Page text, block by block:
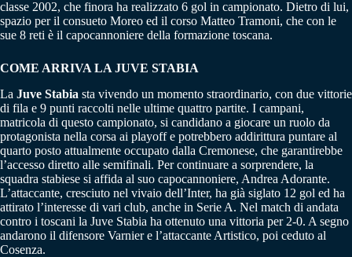
classe 2002, che finora ha realizzato 6 gol in campionato. Dietro di lui,
spazio per il consueto Moreo ed il corso Matteo Tramoni, che con le
sue 8 reti è il capocannoniere della formazione toscana.
COME ARRIVA LA JUVE STABIA
La Juve Stabia sta vivendo un momento straordinario, con due vittorie
di fila e 9 punti raccolti nelle ultime quattro partite. I campani,
matricola di questo campionato, si candidano a giocare un ruolo da
protagonista nella corsa ai playoff e potrebbero addirittura puntare al
quarto posto attualmente occupato dalla Cremonese, che garantirebbe
l’accesso diretto alle semifinali. Per continuare a sorprendere, la
squadra stabiese si affida al suo capocannoniere, Andrea Adorante.
L’attaccante, cresciuto nel vivaio dell’Inter, ha già siglato 12 gol ed ha
attirato l’interesse di vari club, anche in Serie A. Nel match di andata
contro i toscani la Juve Stabia ha ottenuto una vittoria per 2-0. A segno
andarono il difensore Varnier e l’attaccante Artistico, poi ceduto al
Cosenza.